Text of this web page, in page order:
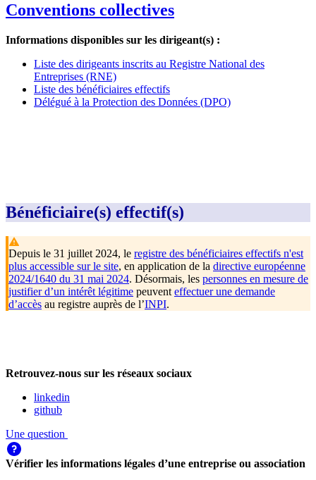
Conventions collectives
Informations disponibles sur les dirigeant(s) :
Liste des dirigeants inscrits au Registre National des
Entreprises (RNE)
Liste des bénéficiaires effectifs
Délégué à la Protection des Données (DPO)
Bénéficiaire(s) effectif(s)
Depuis le 31 juillet 2024, le registre des bénéficiaires effectifs n'est
plus accessible sur le site, en application de la directive européenne
2024/1640 du 31 mai 2024. Désormais, les personnes en mesure de
justifier d’un intérêt légitime peuvent effectuer une demande
d’accès au registre auprès de l’INPI.
Retrouvez-nous sur les réseaux sociaux
linkedin
github
Une question
Vérifier les informations légales d’une entreprise ou association